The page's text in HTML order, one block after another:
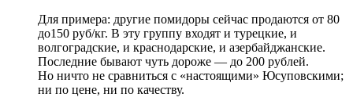
Для примера: другие помидоры сейчас продаются от 80
до150 руб/кг. В эту группу входят и турецкие, и
волгоградские, и краснодарские, и азербайджанские.
Последние бывают чуть дороже — до 200 рублей.
Но ничто не сравниться с «настоящими» Юсуповскими;
ни по цене, ни по качеству.